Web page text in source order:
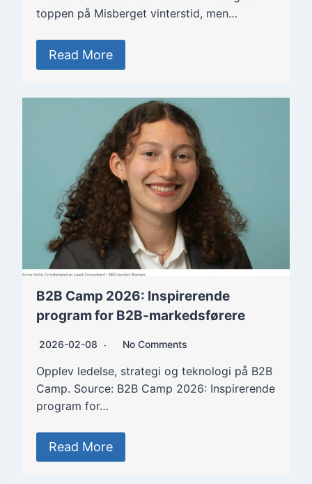
toppen på Misberget vinterstid, men…
Read More
B2B Camp 2026: Inspirerende
program for B2B-markedsførere
2026-02-08 No Comments
Opplev ledelse, strategi og teknologi på B2B
Camp. Source: B2B Camp 2026: Inspirerende
program for…
Read More